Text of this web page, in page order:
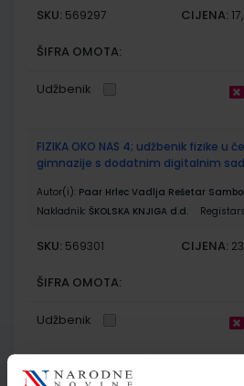
SKU: 569297 CIJENA:
ŠIFRA OMOTA:
Udžbenik
FIZIKA OKO NAS 4; udžbenik fizike u
gimnazije s dodatnim digitalnim
Autor(i): Paar Hrlec Vadlja Rešetar
Nakladnik: ŠKOLSKA KNJIGA d.d.
SKU: 569301 CIJENA:
ŠIFRA OMOTA:
Udžbenik
FIZIKA OKO NAS 4; zbirka zadataka